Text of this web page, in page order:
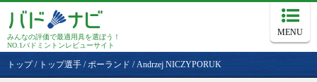
みんなの評価で最適用具を選ぼう！
NO.1バドミントンレビューサイト
MENU
トップ/ トップ選手 / ポーランド / Andrzej NICZYPORUK